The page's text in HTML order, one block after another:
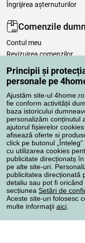
Principii și
personale pe
Ajustăm site-ul
fie conform activității
baza istoricului
personalizăm conținutul
ajutorul fișierelor
afisează oferte si
click pe butonul
cu utilizarea cookies
publicitate direcționatș
pe alte site-uri.
publicitatea direcționată
detaliu sau pot fi
secțiunea Setări de
Aceste site-uri folosesc
multe informaţii aici
Îngrijirea așternuturilor
Comenzile
Contul meu
Revizuirea comenzilor
Reclamaţii
Retragere de la contract
Regulile de procesare a
Metode de
Metode de plată
Magazin de